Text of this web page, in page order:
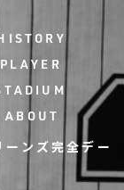
PLAYER
ABOUT
ンズ完全デー